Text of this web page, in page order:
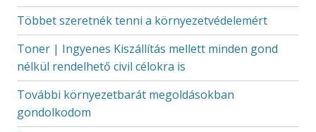
Többet szeretnék tenni a környezetvédelemért
Toner | Ingyenes Kiszállítás mellett minden gond
nélkül rendelhető civil célokra is
További környezetbarát megoldásokban
gondolkodom